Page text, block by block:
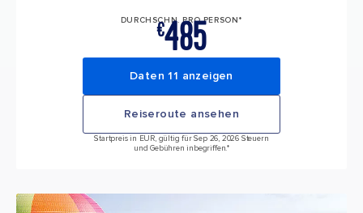
DURCHSCHN. PRO PERSON*
€485
Daten 11 anzeigen
Reiseroute ansehen
Startpreis in EUR, gültig für Sep 26, 2026 Steuern
und Gebühren inbegriffen.*